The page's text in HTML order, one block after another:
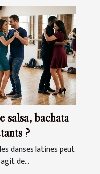
salsa, bachata
?
danses latines peut
de...